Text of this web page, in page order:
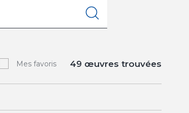
Mes favoris 49 œuvres trouvées